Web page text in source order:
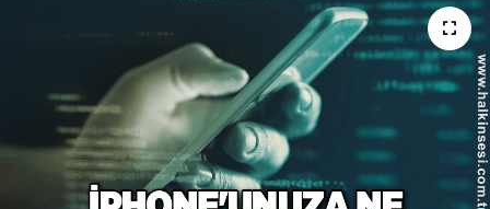
BİLİM VE TEKNOLOJİ
DUNYA
Düzce